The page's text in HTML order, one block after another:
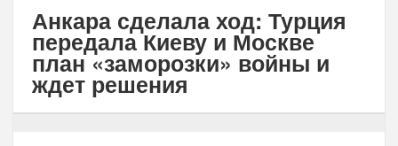
Анкара сделала ход: Турция
передала Киеву и Москве
план «заморозки» войны и
ждет решения